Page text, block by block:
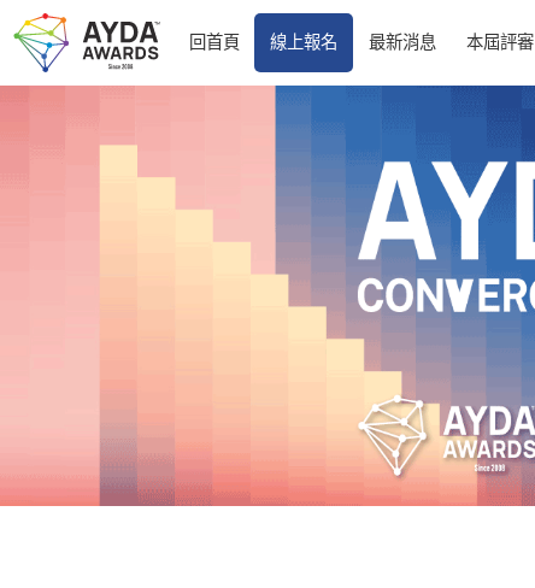
回首頁 線上報名 最新消息 本屆評審